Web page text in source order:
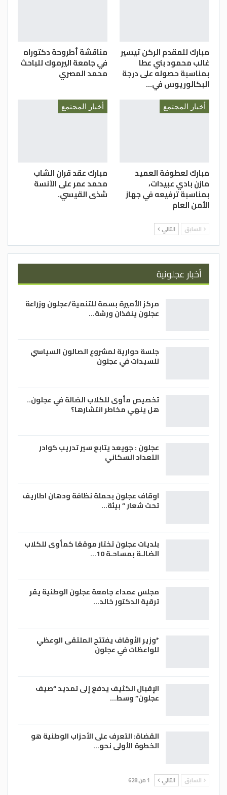
مبارك للمقدم الركن تيسير
غالب محمود بني عطا
بمناسبة حصوله على درجة
البكالوريوس في…
مناقشة أطروحة دكتوراه
في جامعة اليرموك للباحث
محمد المصري
أخبار المجتمع
مبارك لعطوفة العميد
مازن بادي عبيدات،
بمناسبة ترفيعه في جهاز
الأمن العام
أخبار المجتمع
مبارك عقد قران الشاب
محمد عمر على الآنسة
شذى القيسي.
السابق التالي
أخبار عجلونية
مركز الأميرة بسمة للتنمية/عجلون وزراعة
عجلون ينفذان ورشة…
جلسة حوارية لمشروع الصالون السياسي
للسيدات في عجلون
تخصيص مأوى للكلاب الضالة في عجلون..
هل ينهي مخاطر انتشارها؟
عجلون : جويعد يتابع سير تدريب كوادر
التعداد السكاني
اوقاف عجلون بحملة نظافة ودهان اطاريف
تحت شعار ” بيئة…
بلديات عجلون تختار موقعًا كمأوى للكلاب
الضالـة بمساحـة 10…
مجلس عمداء جامعة عجلون الوطنية يقر
ترقية الدكتور خالد…
*وزير الأوقاف يفتتح الملتقى الوعظي
للواعظات في عجلون
الإقبال الكثيف يدفع إلى تمديد “صيف
عجلون” وسط…
القضاة: التعرف على الأحزاب الوطنية هو
الخطوة الأولى نحو…
السابق التالي 1 من 628